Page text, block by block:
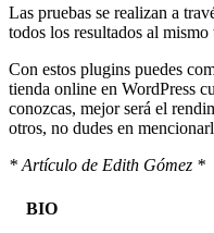
Las pruebas se realizan a
todos los resultados al mismo
Con estos plugins puedes
tienda online en WordPress
conozcas, mejor será el
otros, no dudes en
* Artículo de Edith Gómez *
BIO